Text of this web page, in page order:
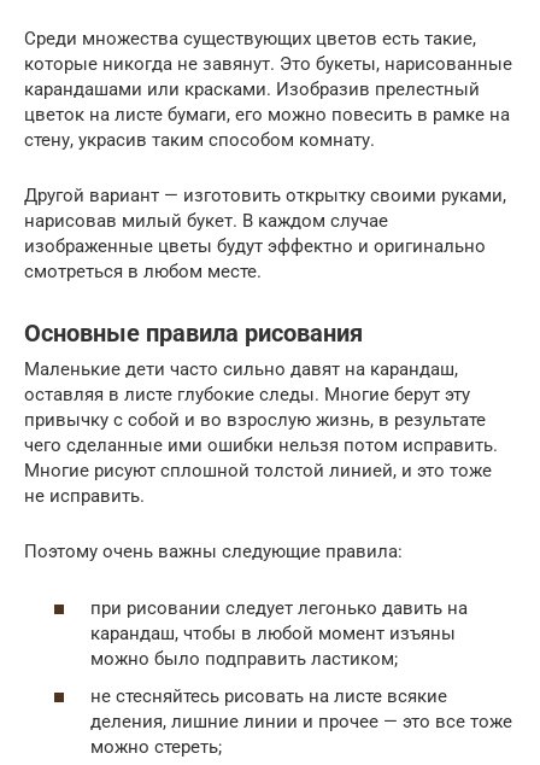
Среди множества существующих цветов есть такие,
которые никогда не завянут. Это букеты, нарисованные
карандашами или красками. Изобразив прелестный
цветок на листе бумаги, его можно повесить в рамке на
стену, украсив таким способом комнату.
Другой вариант — изготовить открытку своими руками,
нарисовав милый букет. В каждом случае
изображенные цветы будут эффектно и оригинально
смотреться в любом месте.
Основные правила рисования
Маленькие дети часто сильно давят на карандаш,
оставляя в листе глубокие следы. Многие берут эту
привычку с собой и во взрослую жизнь, в результате
чего сделанные ими ошибки нельзя потом исправить.
Многие рисуют сплошной толстой линией, и это тоже
не исправить.
Поэтому очень важны следующие правила:
при рисовании следует легонько давить на
карандаш, чтобы в любой момент изъяны
можно было подправить ластиком;
не стесняйтесь рисовать на листе всякие
деления, лишние линии и прочее — это все тоже
можно стереть;